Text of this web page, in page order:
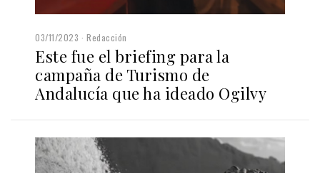
03/11/2023 Redacción
Este fue el briefing para la
campaña de Turismo de
Andalucía que ha ideado Ogilvy